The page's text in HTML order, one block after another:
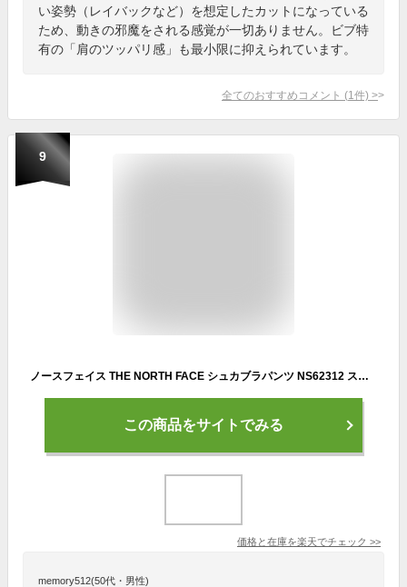
い姿勢（レイバックなど）を想定したカットになっている
ため、動きの邪魔をされる感覚が一切ありません。ビブ特
有の「肩のツッパリ感」も最小限に抑えられています。
全てのおすすめコメント (1 件) >
9
ノースフェイス THE NORTH FACE シュカブラパンツ NS62312 スノーボードウェア パンツ ユニセックス
この商品をサイトでみる
価格と在庫を楽天でチェック >>
memory512(50代・男性)